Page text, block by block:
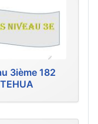
3ième 182